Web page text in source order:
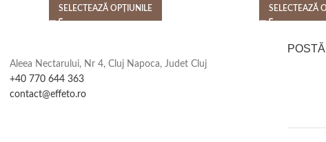
SELECTEAZĂ OPȚIUNILE SELECTEAZĂ
Aleea Nectarului, Nr 4, Cluj Napoca, Judet Cluj
+40 770 644 363
contact@effeto.ro